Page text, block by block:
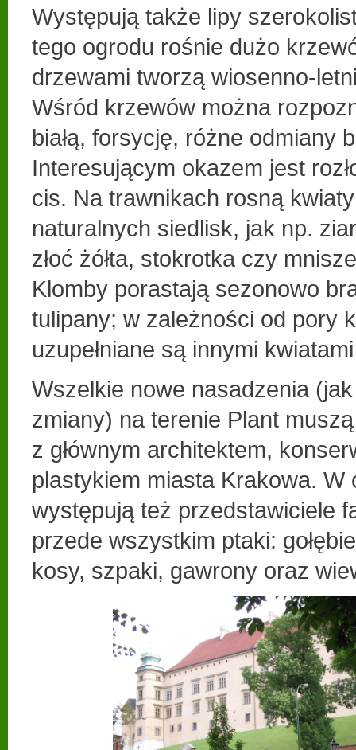
Występują także lipy
tego ogrodu rośnie dużo
drzewami tworzą wiosenno-
Wśród krzewów można
białą, forsycję, różne odmiany
Interesującym okazem jest
cis. Na trawnikach rosną
naturalnych siedlisk, jak np.
złoć żółta, stokrotka czy
Klomby porastają sezonowo
tulipany; w zależności od pory
uzupełniane są innymi
Wszelkie nowe nasadzenia
zmiany) na terenie Plant
z głównym architektem,
plastykiem miasta Krakowa. W
występują też przedstawiciele
przede wszystkim ptaki:
kosy, szpaki, gawrony oraz